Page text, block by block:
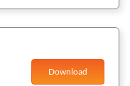
Download